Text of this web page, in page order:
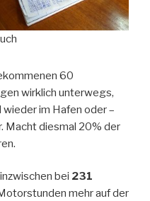
60
wirklich unterwegs,
im Hafen oder –
Macht diesmal 20% der
bei 231
mehr auf der